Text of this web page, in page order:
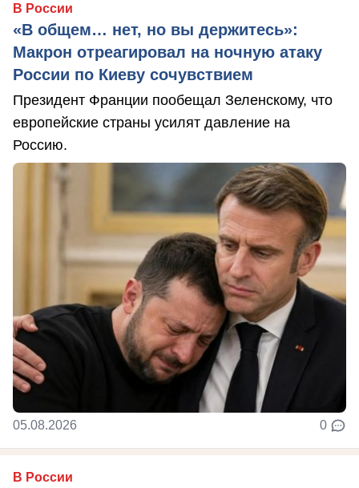
В России
«В общем… нет, но вы держитесь»:
Макрон отреагировал на ночную атаку
России по Киеву сочувствием
Президент Франции пообещал Зеленскому, что
европейские страны усилят давление на
Россию.
05.08.2026 0
В России